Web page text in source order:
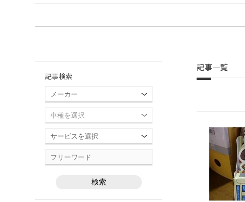
記事一覧
記事検索